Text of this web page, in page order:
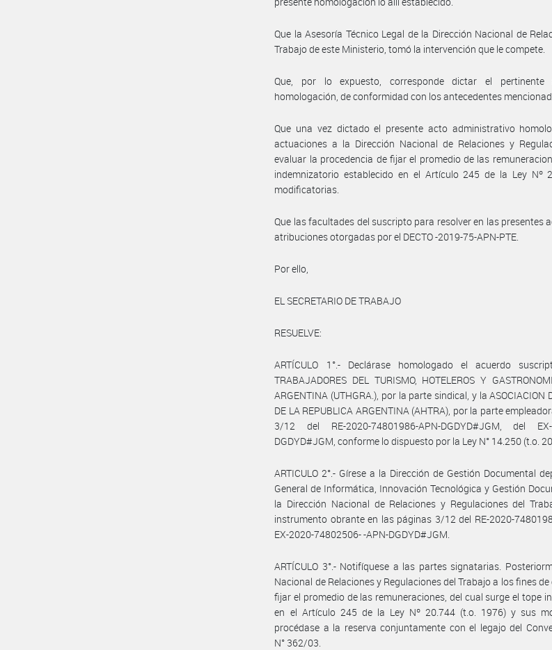
Que la Asesoría Técnico Legal de la Dirección Nacional de
Trabajo de este Ministerio, tomó la intervención que le compete.
Que, por lo expuesto, corresponde dictar el pertinente
homologación, de conformidad con los antecedentes
Que una vez dictado el presente acto administrativo
actuaciones a la Dirección Nacional de Relaciones y
evaluar la procedencia de fijar el promedio de las
indemnizatorio establecido en el Artículo 245 de la Ley Nº
modificatorias.
Que las facultades del suscripto para resolver en las presentes
atribuciones otorgadas por el DECTO -2019-75-APN-PTE.
Por ello,
EL SECRETARIO DE TRABAJO
RESUELVE:
ARTÍCULO 1°.- Declárase homologado el acuerdo
TRABAJADORES DEL TURISMO, HOTELEROS Y
ARGENTINA (UTHGRA.), por la parte sindical, y la ASOCIACION
DE LA REPUBLICA ARGENTINA (AHTRA), por la parte
3/12 del RE-2020-74801986-APN-DGDYD#JGM, del
DGDYD#JGM, conforme lo dispuesto por la Ley N° 14.250 (t.o.
ARTICULO 2°.- Gírese a la Dirección de Gestión Documental
General de Informática, Innovación Tecnológica y Gestión
la Dirección Nacional de Relaciones y Regulaciones del
instrumento obrante en las páginas 3/12 del RE-2020-
EX-2020-74802506- -APN-DGDYD#JGM.
ARTÍCULO 3°.- Notifíquese a las partes signatarias.
Nacional de Relaciones y Regulaciones del Trabajo a los fines
fijar el promedio de las remuneraciones, del cual surge el tope
en el Artículo 245 de la Ley Nº 20.744 (t.o. 1976) y sus
procédase a la reserva conjuntamente con el legajo del
N° 362/03.